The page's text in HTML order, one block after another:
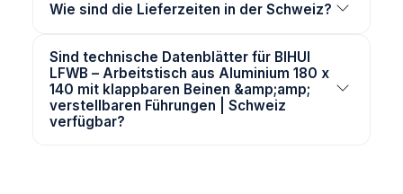
Wie sind die Lieferzeiten in der Schweiz?
Sind technische Datenblätter für BIHUI
LFWB – Arbeitstisch aus Aluminium 180 x
140 mit klappbaren Beinen &amp;amp;
verstellbaren Führungen | Schweiz
verfügbar?